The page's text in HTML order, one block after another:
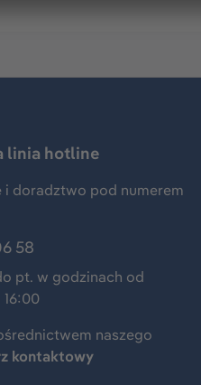
linia hotline
i doradztwo pod numerem
58
pt. w godzinach od
naszego
kontaktowy